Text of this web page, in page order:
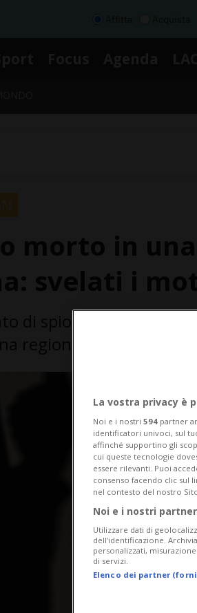
La vostra privacy è
Noi e i nostri 594 partner
identificatori univoci, sul
affinché supportino gli
cui queste tecnologie
essere rilevanti. Puoi
consenso facendo clic sul
nel contesto del nostro
Noi e i nostri
Utilizzare dati di
dell’identificazione.
personalizzati,
di servizi.
Elenco dei partner